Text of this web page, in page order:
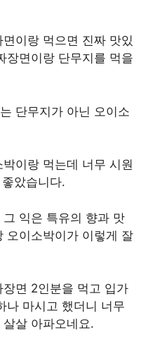
이랑 먹으면 진짜 맛있
장면이랑 단무지를 먹을
단무지가 아닌 오이소
이랑 먹는데 너무 시원
았습니다.
익은 특유의 향과 맛
오이소박이가 이렇게 잘
면 2인분을 먹고 입가
나 마시고 했더니 너무
살 아파오네요.